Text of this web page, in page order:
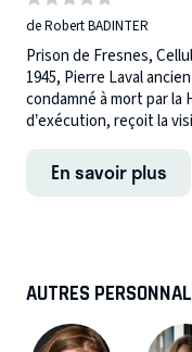
de Robert BADINTER
Prison de Fresnes,
1945, Pierre Laval
condamné à mort par
d’exécution, reçoit la
En savoir plus
AUTRES